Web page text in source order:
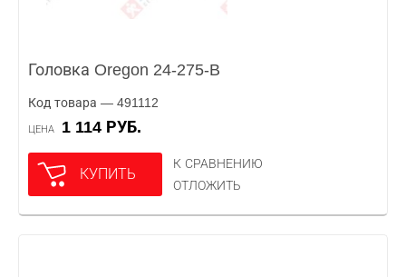
Головка Oregon 24-275-B
Код товара — 491112
ЦЕНА 1 114 РУБ.
КУПИТЬ
К СРАВНЕНИЮ
ОТЛОЖИТЬ